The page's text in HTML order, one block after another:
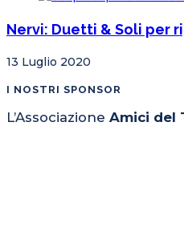
Nervi: Duetti & Soli per
13 Luglio 2020
I NOSTRI SPONSOR
L’Associazione Amici del